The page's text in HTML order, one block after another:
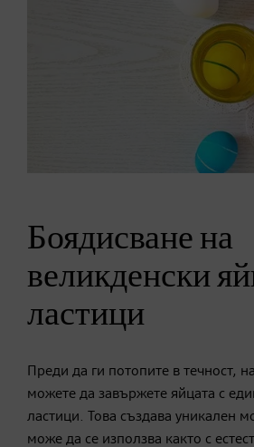
Боядисване на
великденски
ластици
Преди да ги потопите в течност,
можете да завържете яйцата с
ластици. Това създава уникален
може да се използва както с